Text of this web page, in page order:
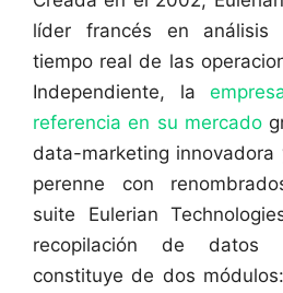
líder francés en análisis
tiempo real de las
Independiente, la
referencia en su mercado
data-marketing innovadora
perenne con
suite Eulerian
recopilación de datos
constituye de dos